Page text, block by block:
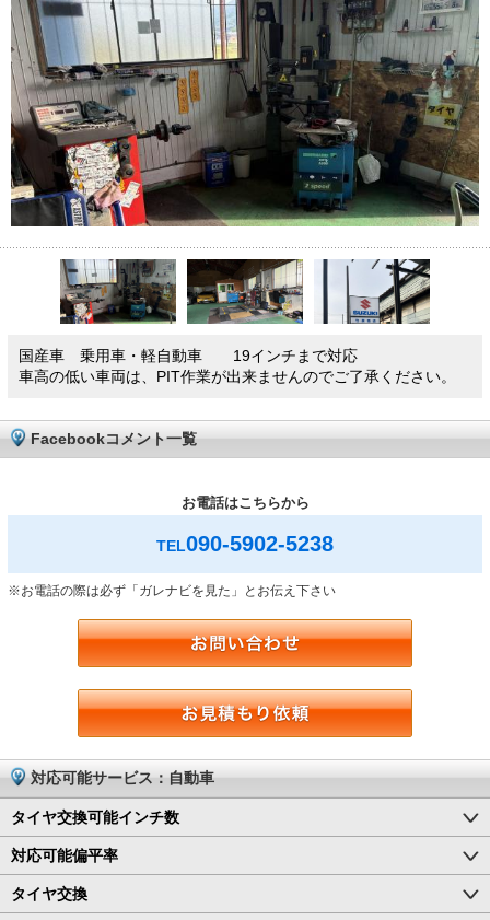
国産車 乗用車・軽自動車 19インチまで対応
車高の低い車両は、PIT作業が出来ませんのでご了承ください。
Facebookコメント一覧
お電話はこちらから
TEL090-5902-5238
※お電話の際は必ず「ガレナビを見た」とお伝え下さい
対応可能サービス：自動車
タイヤ交換可能インチ数
対応可能偏平率
タイヤ交換